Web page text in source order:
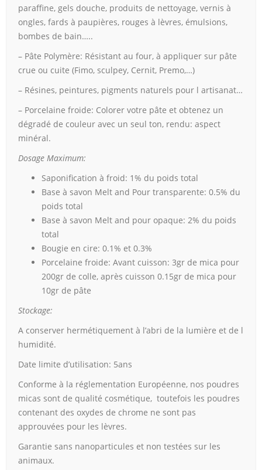
paraffine, gels douche, produits de nettoyage, vernis à
ongles, fards à paupières, rouges à lèvres, émulsions,
bombes de bain…..
– Pâte Polymère: Résistant au four, à appliquer sur pâte
crue ou cuite (Fimo, sculpey, Cernit, Premo,…)
– Résines, peintures, pigments naturels pour l artisanat…
– Porcelaine froide: Colorer votre pâte et obtenez un
dégradé de couleur avec un seul ton, rendu: aspect
minéral.
Dosage Maximum:
Saponification à froid: 1% du poids total
Base à savon Melt and Pour transparente: 0.5% du
poids total
Base à savon Melt and pour opaque: 2% du poids
total
Bougie en cire: 0.1% et 0.3%
Porcelaine froide: Avant cuisson: 3gr de mica pour
200gr de colle, après cuisson 0.15gr de mica pour
10gr de pâte
Stockage:
A conserver hermétiquement à l’abri de la lumière et de l
humidité.
Date limite d’utilisation: 5ans
Conforme à la réglementation Européenne, nos poudres
micas sont de qualité cosmétique, toutefois les poudres
contenant des oxydes de chrome ne sont pas
approuvées pour les lèvres.
Garantie sans nanoparticules et non testées sur les
animaux.